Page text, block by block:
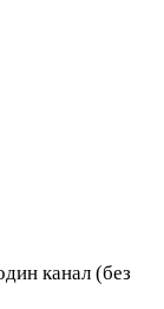
канал (без